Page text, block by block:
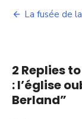
La fusée de
2 Replies to
: l’église
Berland”